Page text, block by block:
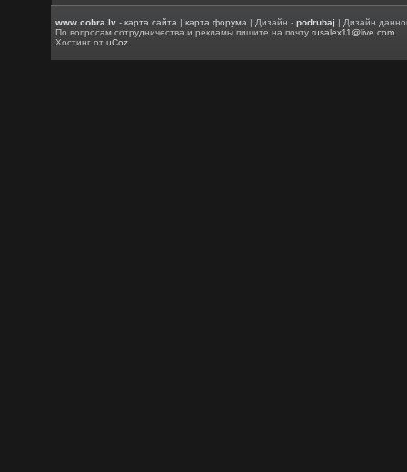
www.cobra.lv -карта сайта |карта форума | Дизайн -podrubaj | Дизайн
По вопросам сотрудничества и рекламы пишите на почтуrusalex11@live.com
Хостинг отuCoz